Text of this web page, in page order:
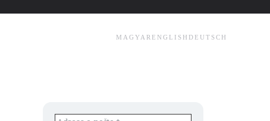
MAGYAR ENGLISH DEUTSCH